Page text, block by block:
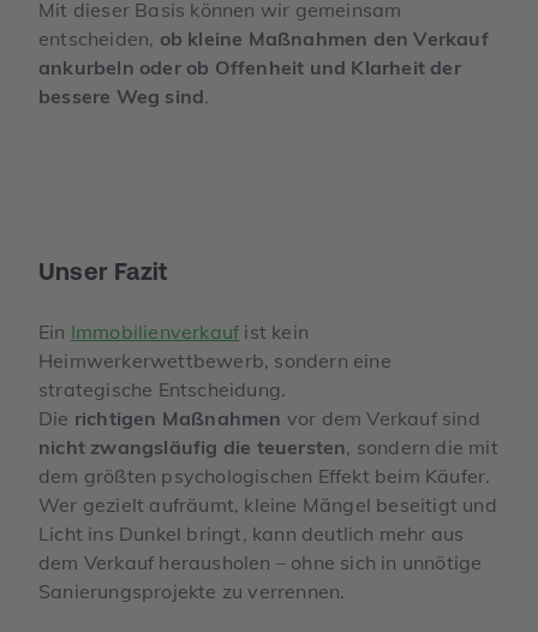
Mit dieser Basis können wir gemeinsam
entscheiden, ob kleine Maßnahmen den Verkauf
ankurbeln oder ob Offenheit und Klarheit der
bessere Weg sind.
Unser Fazit
Ein Immobilienverkauf ist kein
Heimwerkerwettbewerb, sondern eine
strategische Entscheidung.
Die richtigen Maßnahmen vor dem Verkauf sind
nicht zwangsläufig die teuersten, sondern die mit
dem größten psychologischen Effekt beim Käufer.
Wer gezielt aufräumt, kleine Mängel beseitigt und
Licht ins Dunkel bringt, kann deutlich mehr aus
dem Verkauf herausholen – ohne sich in unnötige
Sanierungsprojekte zu verrennen.